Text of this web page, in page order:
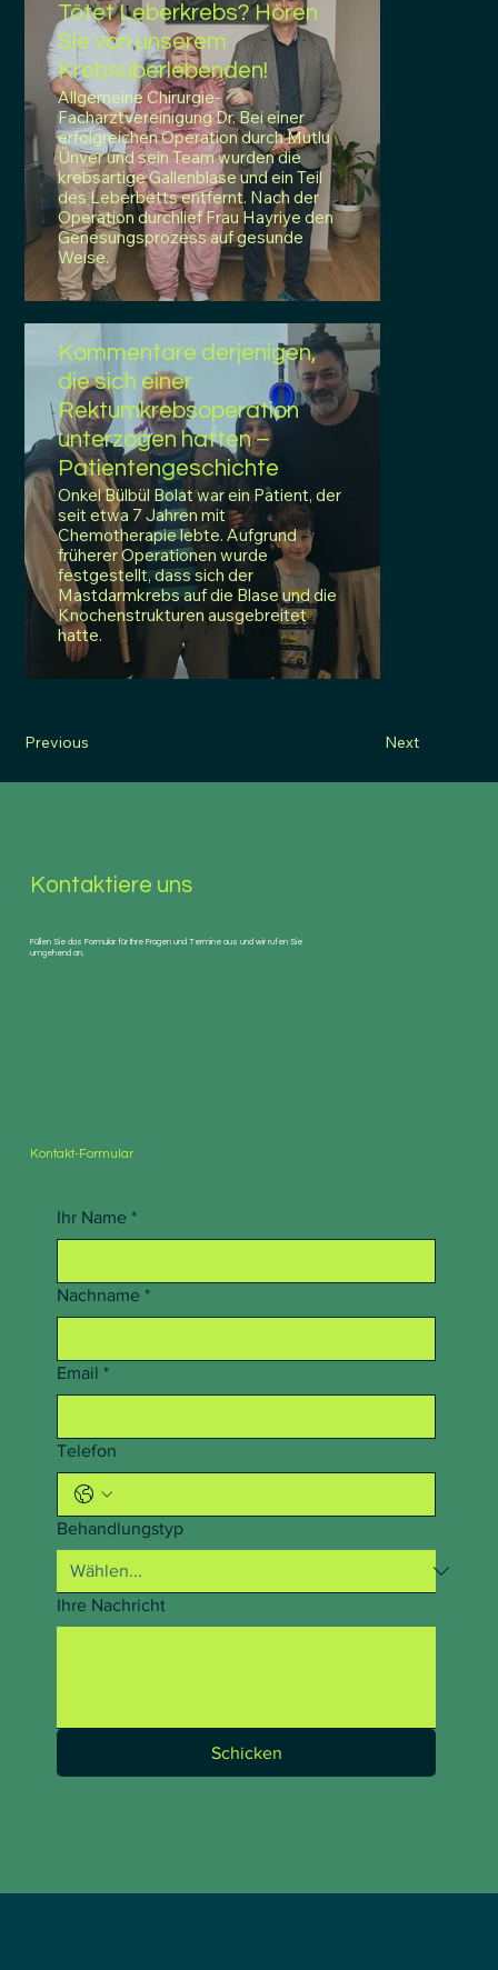
Tötet Leberkrebs? Hören
Sie von unserem
Krebsüberlebenden!
Allgemeine Chirurgie-
Facharztvereinigung Dr. Bei einer
erfolgreichen Operation durch Mutlu
Ünver und sein Team wurden die
krebsartige Gallenblase und ein Teil
des Leberbetts entfernt. Nach der
Operation durchlief Frau Hayriye den
Genesungsprozess auf gesunde
Weise.
Kommentare derjenigen,
die sich einer
Rektumkrebsoperation
unterzogen hatten –
Patientengeschichte
Onkel Bülbül Bolat war ein Patient, der
seit etwa 7 Jahren mit
Chemotherapie lebte. Aufgrund
früherer Operationen wurde
festgestellt, dass sich der
Mastdarmkrebs auf die Blase und die
Knochenstrukturen ausgebreitet
hatte.
Next
Previous
Kontaktiere uns
Füllen Sie das Formular für Ihre Fragen und Termine aus und wir rufen Sie
umgehend an.
Kontakt-Formular
Ihr Name *
Nachname *
Email *
Telefon
Behandlungstyp
Ihre Nachricht
Schicken